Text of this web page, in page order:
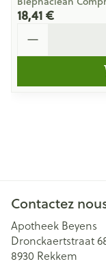
18,41 €
Contactez
Apotheek Beyens
Dronckaertstraat
8930 Rekkem